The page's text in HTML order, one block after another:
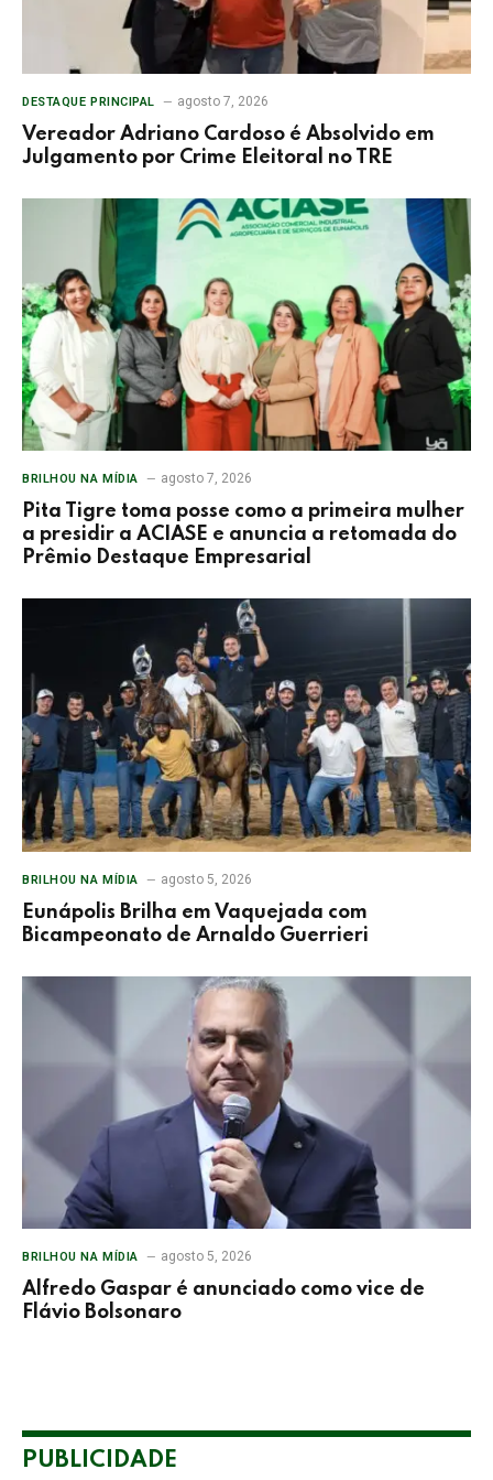
DESTAQUE PRINCIPAL agosto 7, 2026
Vereador Adriano Cardoso é Absolvido em
Julgamento por Crime Eleitoral no TRE
BRILHOU NA MÍDIA agosto 7, 2026
Pita Tigre toma posse como a primeira mulher
a presidir a ACIASE e anuncia a retomada do
Prêmio Destaque Empresarial
BRILHOU NA MÍDIA agosto 5, 2026
Eunápolis Brilha em Vaquejada com
Bicampeonato de Arnaldo Guerrieri
BRILHOU NA MÍDIA agosto 5, 2026
Alfredo Gaspar é anunciado como vice de
Flávio Bolsonaro
PUBLICIDADE